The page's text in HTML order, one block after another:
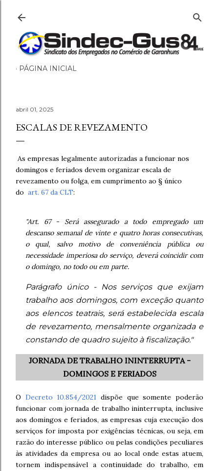
Pular
PÁGINA INICIAL
abril 01, 2025
ESCALAS DE REVEZAMENTO
As empresas legalmente autorizadas a funcionar nos
domingos e feriados devem organizar escala de
revezamento ou folga, em cumprimento ao § único
do art. 67 da CLT:
"Art. 67 - Será assegurado a todo empregado um
descanso semanal de vinte e quatro horas consecutivas,
o qual, salvo motivo de conveniência pública ou
necessidade imperiosa do serviço, deverá coincidir com
o domingo, no todo ou em parte.
Parágrafo único - Nos serviços que exijam
trabalho aos domingos, com exceção quanto
aos elencos teatrais, será estabelecida escala
de revezamento, mensalmente organizada e
constando de quadro sujeito à fiscalização."
JORNADA DE TRABALHO ININTERRUPTA -
DOMINGOS E FERIADOS
O Decreto 10.854/2021 dispõe que somente poderão
funcionar com jornada de trabalho ininterrupta, inclusive
aos domingos e feriados, as empresas cuja execução dos
serviços for imposta por exigências técnicas, ou seja, em
razão do interesse público ou pelas condições peculiares
às atividades da empresa ou ao local onde estas atuem,
tornem indispensável a continuidade do trabalho, em